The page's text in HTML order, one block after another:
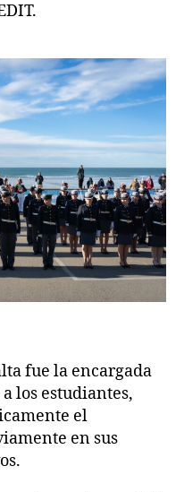
fue la encargada
los estudiantes,
el
en sus